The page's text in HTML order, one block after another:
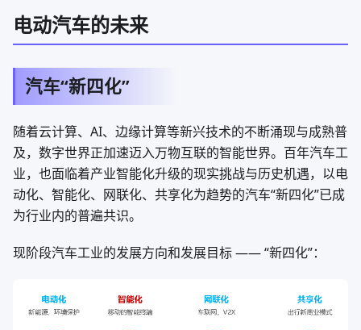
电动汽车的未来
汽车“新四化”
随着云计算、AI、边缘计算等新兴技术的不断涌现与成熟普
及，数字世界正加速迈入万物互联的智能世界。百年汽车工
业，也面临着产业智能化升级的现实挑战与历史机遇，以电
动化、智能化、网联化、共享化为趋势的汽车“新四化”已成
为行业内的普遍共识。
现阶段汽车工业的发展方向和发展目标 —— “新四化”：